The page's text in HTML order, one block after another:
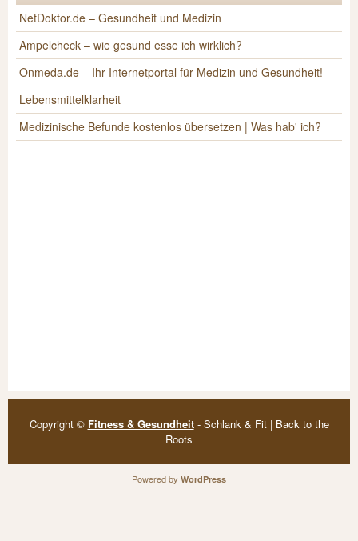
NetDoktor.de – Gesundheit und Medizin
Ampelcheck – wie gesund esse ich wirklich?
Onmeda.de – Ihr Internetportal für Medizin und Gesundheit!
Lebensmittelklarheit
Medizinische Befunde kostenlos übersetzen | Was hab' ich?
Copyright © Fitness & Gesundheit- Schlank & Fit | Back to the
Roots
Powered by WordPress